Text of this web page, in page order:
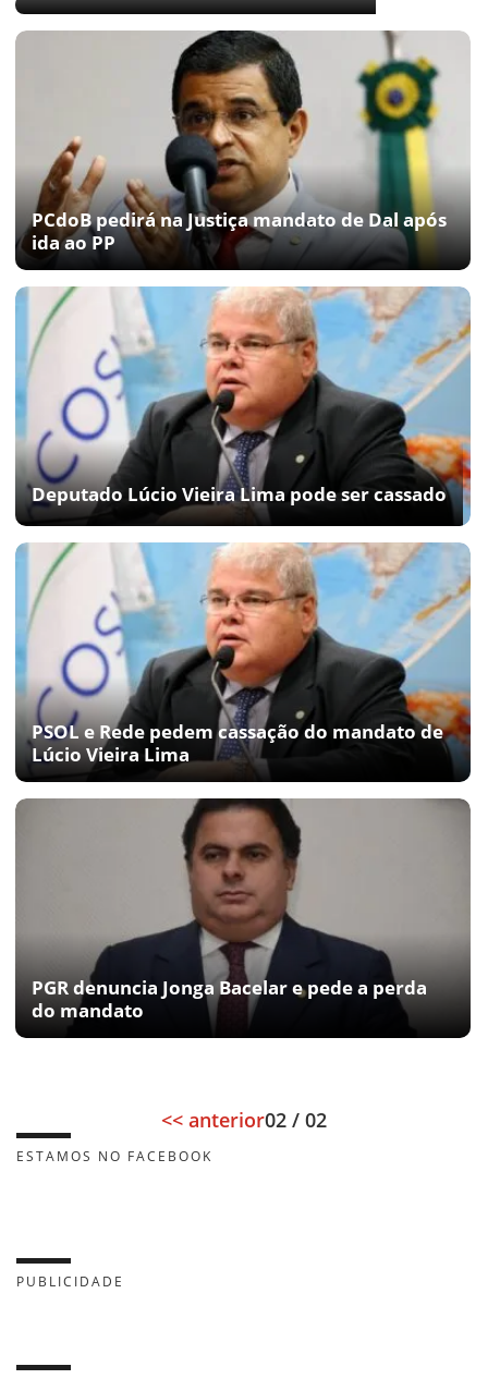
PCdoB pedirá na Justiça mandato de Dal após
ida ao PP
Deputado Lúcio Vieira Lima pode ser cassado
PSOL e Rede pedem cassação do mandato de
Lúcio Vieira Lima
PGR denuncia Jonga Bacelar e pede a perda
do mandato
<< anterior02 / 02
ESTAMOS NO FACEBOOK
PUBLICIDADE